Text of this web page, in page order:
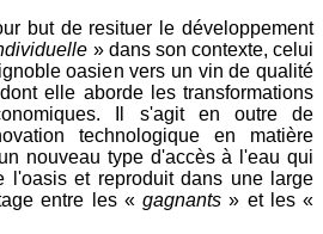
but de resituer le développement
» dans son contexte, celui
oasien vers un vin de qualité
elle aborde les transformations
Il s'agit en outre de
technologique en matière
nouveau type d'accès à l'eau qui
l'oasis et reproduit dans une large
entre les « gagnants » et les «